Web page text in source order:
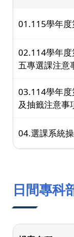
01.115學年
02.114學年
五專選課注意
03.114學年
及抽籤注意事
04.選課系統
日間專科